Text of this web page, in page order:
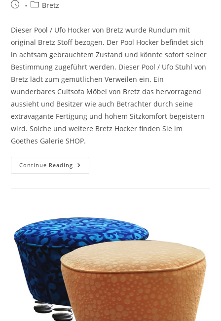
Bretz
Dieser Pool / Ufo Hocker von Bretz wurde Rundum mit
original Bretz Stoff bezogen. Der Pool Hocker befindet sich
in achtsam gebrauchtem Zustand und könnte sofort seiner
Bestimmung zugeführt werden. Dieser Pool / Ufo Stuhl von
Bretz lädt zum gemütlichen Verweilen ein. Ein
wunderbares Cultsofa Möbel von Bretz das hervorragend
aussieht und Besitzer wie auch Betrachter durch seine
extravagante Fertigung und hohem Sitzkomfort begeistern
wird. Solche und weitere Bretz Hocker finden Sie im
Goethes Galerie SHOP.
Continue Reading